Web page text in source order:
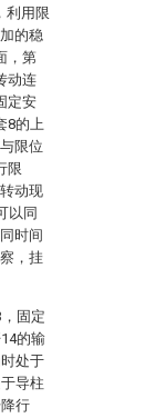
利用限
的稳
，第
动连
定安
8的上
限位
限
动现
以同
时间
，挂
固定
的输
处于
导柱
行